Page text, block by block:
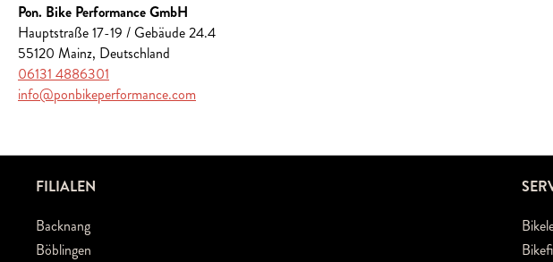
Pon. Bike Performance GmbH
Hauptstraße 17-19 / Gebäude 24.4
55120 Mainz, Deutschland
06131 4886301
info@ponbikeperformance.com
FILIALEN
Backnang
Böblingen